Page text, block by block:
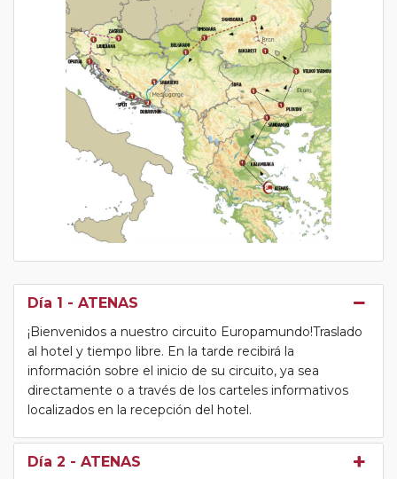
Día 1 - ATENAS
¡Bienvenidos a nuestro circuito Europamundo!Traslado
al hotel y tiempo libre. En la tarde recibirá la
información sobre el inicio de su circuito, ya sea
directamente o a través de los carteles informativos
localizados en la recepción del hotel.
Día 2 - ATENAS